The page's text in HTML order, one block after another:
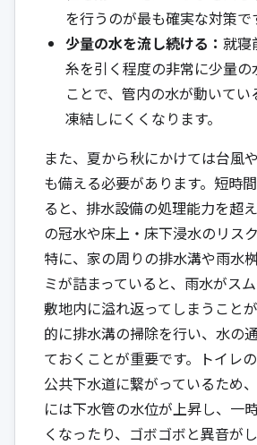
を行うのが最も確実な対策で
少量の水を流し続ける： 就寝
糸を引く程度の非常に少量の
ことで、管内の水が動いてい
凍結しにくくなります。
また、夏から秋にかけては台風
も備える必要があります。短時
ると、排水設備の処理能力を超
の冠水や床上・床下浸水のリス
特に、家の周りの排水溝や雨水
ミが詰まっていると、雨水がスム
敷地内に溢れ返ってしまうこと
的に排水溝の掃除を行い、水の
ておくことが重要です。トイレ
公共下水道に繋がっているため
には下水管の水位が上昇し、一
くなったり、ゴボゴボと異音が